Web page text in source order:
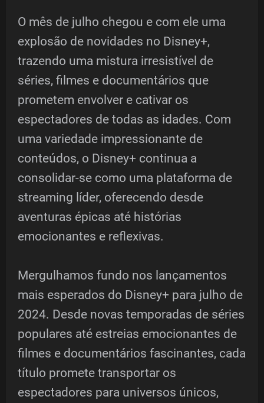
O mês de julho chegou e com ele uma
explosão de novidades no Disney+,
trazendo uma mistura irresistível de
séries, filmes e documentários que
prometem envolver e cativar os
espectadores de todas as idades. Com
uma variedade impressionante de
conteúdos, o Disney+ continua a
consolidar-se como uma plataforma de
streaming líder, oferecendo desde
aventuras épicas até histórias
emocionantes e reflexivas.
Mergulhamos fundo nos lançamentos
mais esperados do Disney+ para julho de
2024. Desde novas temporadas de séries
populares até estreias emocionantes de
filmes e documentários fascinantes, cada
título promete transportar os
espectadores para universos únicos,